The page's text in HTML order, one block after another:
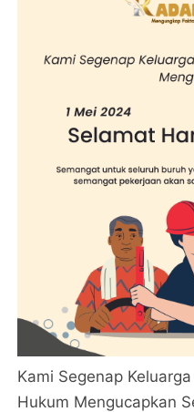
Kami Segenap
Hukum Mengucapkan